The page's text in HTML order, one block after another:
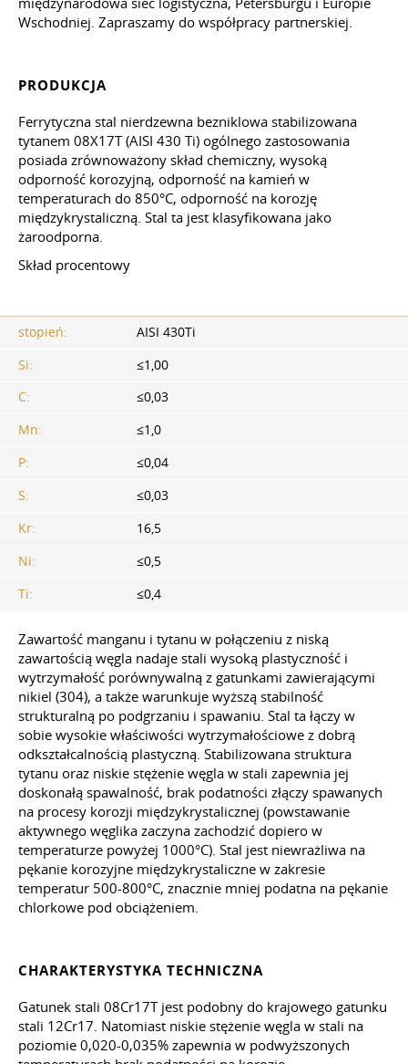
Wschodniej. Zapraszamy do współpracy partnerskiej.
PRODUKCJA
Ferrytyczna stal nierdzewna bezniklowa stabilizowana
tytanem 08X17T (AISI 430 Ti) ogólnego zastosowania
posiada zrównoważony skład chemiczny, wysoką
odporność korozyjną, odporność na kamień w
temperaturach do 850°C, odporność na korozję
międzykrystaliczną. Stal ta jest klasyfikowana jako
żaroodporna.
Skład procentowy
stopień:
AISI 430Ti
Si:
≤1,00
C:
≤0,03
Mn:
≤1,0
P:
≤0,04
S:
≤0,03
Kr:
16,5
Ni:
≤0,5
Ti:
≤0,4
Zawartość manganu i tytanu w połączeniu z niską
zawartością węgla nadaje stali wysoką plastyczność i
wytrzymałość porównywalną z gatunkami zawierającymi
nikiel (304), a także warunkuje wyższą stabilność
strukturalną po podgrzaniu i spawaniu. Stal ta łączy w
sobie wysokie właściwości wytrzymałościowe z dobrą
odkształcalnością plastyczną. Stabilizowana struktura
tytanu oraz niskie stężenie węgla w stali zapewnia jej
doskonałą spawalność, brak podatności złączy spawanych
na procesy korozji międzykrystalicznej (powstawanie
aktywnego węglika zaczyna zachodzić dopiero w
temperaturze powyżej 1000°C). Stal jest niewrażliwa na
pękanie korozyjne międzykrystaliczne w zakresie
temperatur 500-800°C, znacznie mniej podatna na pękanie
chlorkowe pod obciążeniem.
CHARAKTERYSTYKA TECHNICZNA
Gatunek stali 08Cr17T jest podobny do krajowego gatunku
stali 12Cr17. Natomiast niskie stężenie węgla w stali na
poziomie 0,020-0,035% zapewnia w podwyższonych